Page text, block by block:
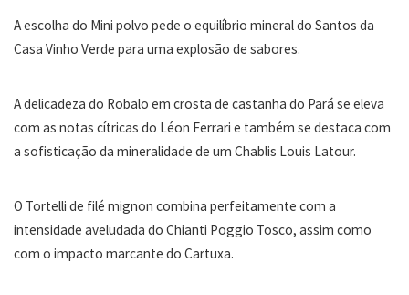
A escolha do Mini polvo pede o equilíbrio mineral do Santos da
Casa Vinho Verde para uma explosão de sabores.
A delicadeza do Robalo em crosta de castanha do Pará se eleva
com as notas cítricas do Léon Ferrari e também se destaca com
a sofisticação da mineralidade de um Chablis Louis Latour.
O Tortelli de filé mignon combina perfeitamente com a
intensidade aveludada do Chianti Poggio Tosco, assim como
com o impacto marcante do Cartuxa.